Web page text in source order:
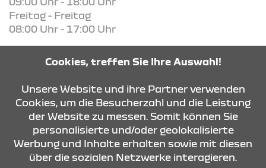
Freitag - Freitag
08:00 Uhr - 17:00 Uhr
KONTAKT & ANFAHRT
ÖFFNUNGSZEITEN
Cookies, treffen Sie Ihre Auswahl!
Unsere Website und ihre Partner verwenden
Cookies, um die Besucherzahl und die Leistung
der Website zu messen. Somit können Sie
personalisierte und/oder geolokalisierte
Werbung und Inhalte erhalten sowie mit diesen
über die sozialen Netzwerke interagieren.